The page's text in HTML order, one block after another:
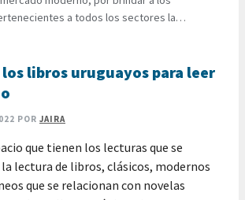
a todos los sectores la
las limitaciones físicas, así que agiliza y
su proceso de inserción laboral.
…
los libros uruguayos para leer
POR JAIRA
que tienen los lecturas que se
lectura de libros, clásicos, modernos
que se relacionan con novelas